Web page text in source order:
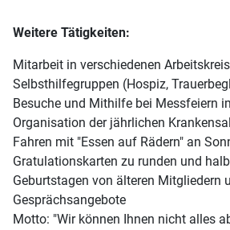
Weitere Tätigkeiten:
Mitarbeit in verschiedenen
Selbsthilfegruppen (Hospiz,
Besuche und Mithilfe bei Messfeiern
Organisation der jährlichen
Fahren mit "Essen auf Rädern" an
Gratulationskarten zu runden und
Geburtstagen von älteren Mitgliedern
Gesprächsangebote
Motto: "Wir können Ihnen nicht alles